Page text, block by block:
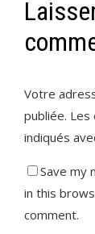
Votre
publiée. Les
indiqués
Save my
in this
comment.